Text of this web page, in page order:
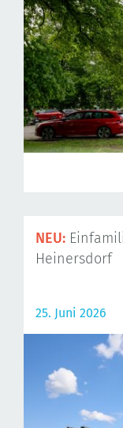
NEU:
Heinersdorf
25. Juni 2026